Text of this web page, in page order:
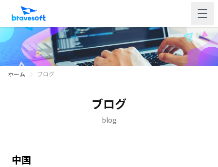
ホーム ブログ
ブログ
blog
中国